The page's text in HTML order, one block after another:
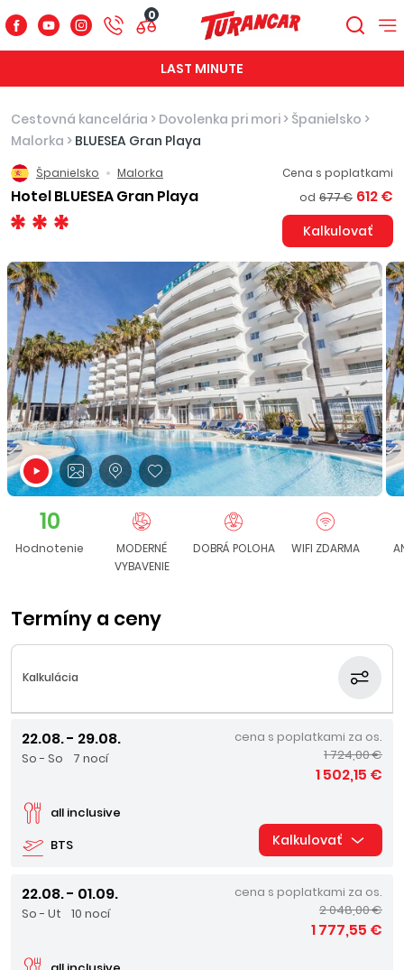
0
LAST MINUTE
Cestovná kancelária > Dovolenka pri mori > Španielsko >
Malorka > BLUESEA Gran Playa
Španielsko Malorka
Hotel BLUESEA Gran Playa
Cena s poplatkami
od 677 € 612 €
Kalkulovať
10
Hodnotenie
MODERNÉ
VYBAVENIE
DOBRÁ POLOHA WIFI ZDARMA
Termíny a ceny
Kalkulácia
22.08. - 29.08.
So - So 7 nocí
BTS
all inclusive
cena s poplatkami za os.
1 724,00 €
1 502,15 €
Kalkulovať
22.08. - 01.09.
So - Ut 10 nocí
cena s poplatkami za os.
2 048,00 €
1 777,55 €